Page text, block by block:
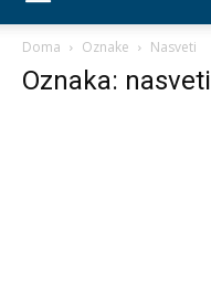
Doma Oznake Nasveti
Oznaka: nasveti